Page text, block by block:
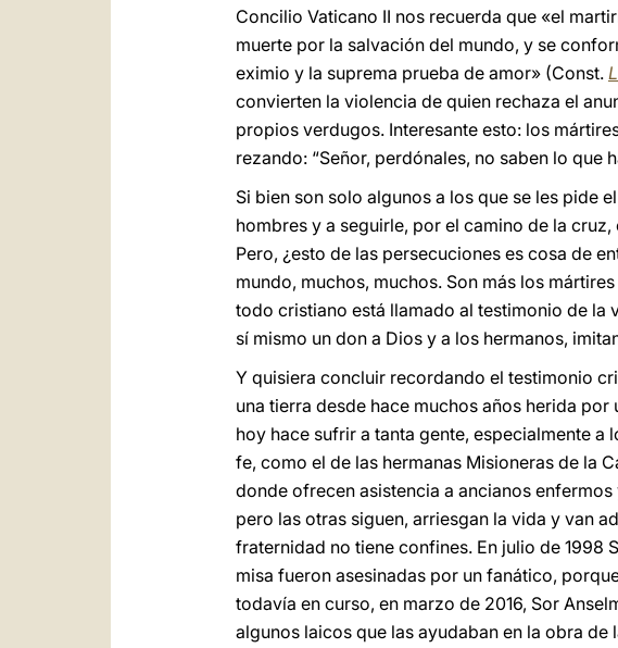
Concilio Vaticano II nos recuerda que «el
muerte por la salvación del mundo, y se
eximio y la suprema prueba de amor» (Const.
convierten la violencia de quien rechaza el
propios verdugos. Interesante esto: los
rezando: “Señor, perdónales, no saben lo que
Si bien son solo algunos a los que se les pide
hombres y a seguirle, por el camino de la
Pero, ¿esto de las persecuciones es cosa de
mundo, muchos, muchos. Son más los
todo cristiano está llamado al testimonio de la
sí mismo un don a Dios y a los hermanos,
Y quisiera concluir recordando el testimonio
una tierra desde hace muchos años herida
hoy hace sufrir a tanta gente, especialmente
fe, como el de las hermanas Misioneras de la
donde ofrecen asistencia a ancianos
pero las otras siguen, arriesgan la vida y van
fraternidad no tiene confines. En julio de 1998
misa fueron asesinadas por un fanático,
todavía en curso, en marzo de 2016, Sor
algunos laicos que las ayudaban en la obra